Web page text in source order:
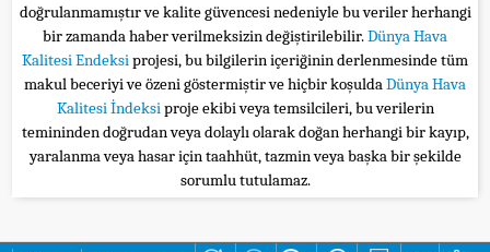
doğrulanmamıştır ve kalite güvencesi nedeniyle bu veriler herhangi
bir zamanda haber verilmeksizin değiştirilebilir.Dünya Hava
Kalitesi Endeksiprojesi, bu bilgilerin içeriğinin derlenmesinde tüm
makul beceriyi ve özeni göstermiştir ve hiçbir koşuldaDünya Hava
Kalitesi İndeksiproje ekibi veya temsilcileri, bu verilerin
temininden doğrudan veya dolaylı olarak doğan herhangi bir kayıp,
yaralanma veya hasar için taahhüt, tazmin veya başka bir şekilde
sorumlu tutulamaz.